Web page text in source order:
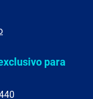
para